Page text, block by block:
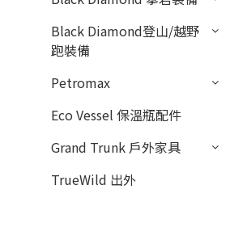
Black Diamond登山/越野
跑裝備
Petromax
Eco Vessel 保溫瓶配件
Grand Trunk 戶外家具
TrueWild 出外